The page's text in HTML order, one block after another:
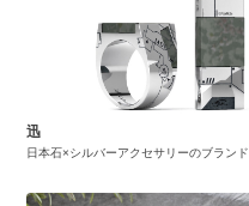
迅
日本石×シルバーアクセサリーのブランド